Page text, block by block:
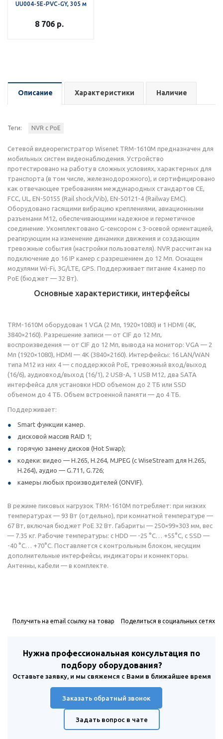
UU004-5E-PVC-GY, 305 м
8 706р.
Описание Характеристики Наличие
Теги: NVR с PoE
Сетевой видеорегистратор Wisenet TRM-1610M предназначен для
мобильных систем видеонаблюдения. Устройство
протестировано на работу в сложных условиях, характерных для
транспорта (в том числе, железнодорожного), и сертифицировано
как отвечающее требованиям международных стандартов CE,
FCC, UL, EN-50155 (Rail shock/Vib), EN-50121-4 (Railway EMC).
Оборудовано гасящими вибрацию креплениями, авиационными
разъемами M12, обеспечивающими надежное и герметичное
соединение. Укомплектовано G-сенсором с 3-осевой ориентацией,
реагирующим на изменение динамики движения и создающим
тревожные события (настройки пользователя). NVR рассчитан на
подключение до 16 IP камер с разрешением до 12 Мп. Оснащен
модулями Wi-Fi, 3G/LTE, GPS. Поддерживает питание 4 камер по
PoE (бюджет — 32 Вт).
Основные характеристики, интерфейсы
TRM-1610M оборудован 1 VGA (2 Мп, 1920×1080) и 1 HDMI (4K,
3840×2160). Разрешение записи — от CIF до 12 Мп,
воспроизведения — от CIF до 12 Мп, вывода на монитор: VGA — 2
Мп (1920×1080), HDMI — 4K (3840×2160). Интерфейсы: 16 LAN/WAN
типа M12 из них 4 — с поддержкой PoE, тревожный вход/выход
(16/6), аудиовход/выход (16/1), 2 USB-A, 1 USB M12, два SATA
интерфейса для установки HDD объемом до 2 ТБ или SSD
объемом до 4 ТБ. Объем встроенной памяти — до 4 ТБ.
Поддерживает:
Smart функции камер.
дисковой массив RAID 1;
горячую замену дисков (Hot Swap);
кодеки: видео — H.265, H.264, MJPEG (с WiseStream для H.265,
H.264), аудио — G.711, G.726;
камеры любых производителей (ONVIF).
В режиме пиковых нагрузок TRM-1610M потребляет: при низких
температурах — 93 Вт (отдельно), при комнатной температуре —
67 Вт, включая бюджет PoE 32 Вт. Габариты — 250×99×303 мм, вес
— 7.35 кг. Рабочие температуры: с HDD — -25 °C… +55°C, с SSD —
-40 °C… +70°C. Поставляется с контрольным блоком, несущим
дополнительные интерфейсы, индикаторы и коннекторы.
Антенны, кабели — в комплекте.
Получить на email ссылку на товар Поделиться в социальных сетях
Нужна профессиональная консультация по
подбору оборудования?
Оставьте заявку, и мы свяжемся с Вами в ближайшее время
Заказать обратный звонок
Задать вопрос в чате